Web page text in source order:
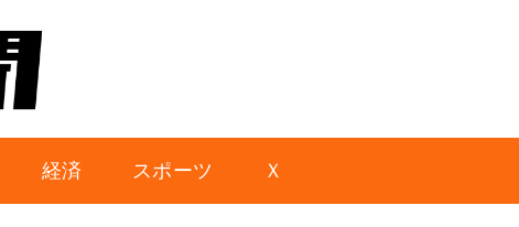
経済 スポーツ Ｘ